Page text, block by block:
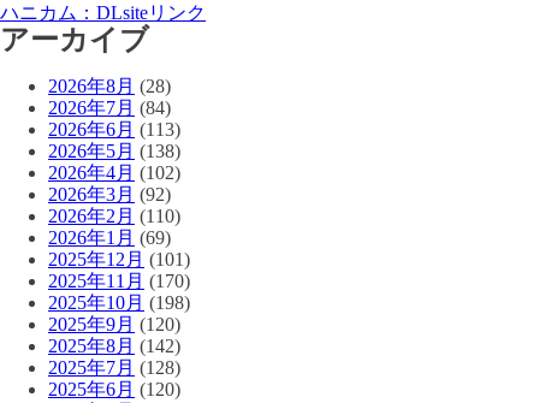
ハニカム：DLsiteリンク
アーカイブ
2026年8月 (28)
2026年7月 (84)
2026年6月 (113)
2026年5月 (138)
2026年4月 (102)
2026年3月 (92)
2026年2月 (110)
2026年1月 (69)
2025年12月 (101)
2025年11月 (170)
2025年10月 (198)
2025年9月 (120)
2025年8月 (142)
2025年7月 (128)
2025年6月 (120)